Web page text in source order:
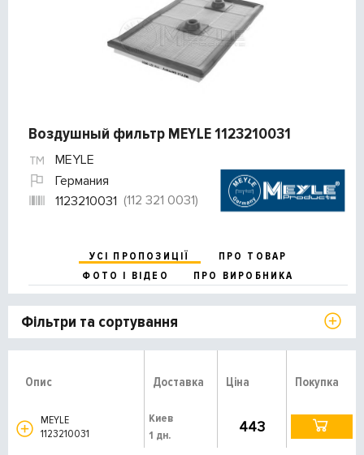
Воздушный фильтр MEYLE 1123210031
MEYLE
Германия
1123210031 (112 321 0031)
УСІ ПРОПОЗИЦІЇ
ПРО ТОВАР
ФОТО І ВІДЕО
ПРО ВИРОБНИКА
Фільтри та сортування
Опис Доставка Ціна Покупка
MEYLE
1123210031
Киев
1 дн.
443